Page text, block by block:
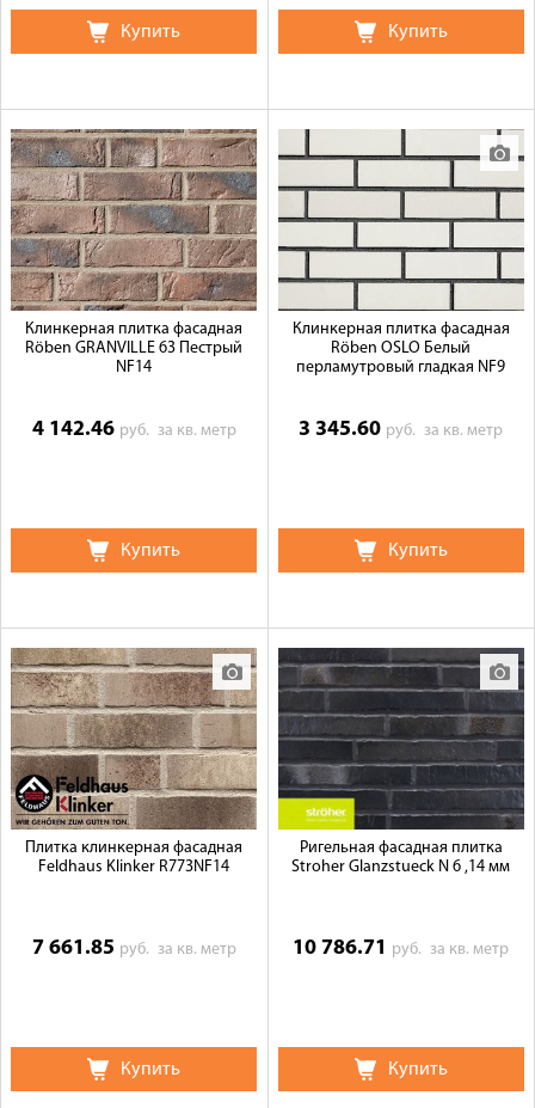
Купить Купить
Клинкерная плитка фасадная
Röben GRANVILLE 63 Пестрый
NF14
4 142.46 руб. за кв. метр
Купить
Клинкерная плитка фасадная
Röben OSLO Белый
перламутровый гладкая NF9
3 345.60 руб.за кв. метр
Купить
Плитка клинкерная фасадная
Feldhaus Klinker R773NF14
7 661.85 руб. за кв. метр
Купить
Ригельная фасадная плитка
Stroher Glanzstueck N 6 ,14 мм
10 786.71 руб.за кв. метр
Купить